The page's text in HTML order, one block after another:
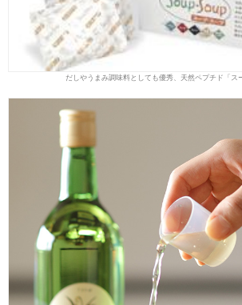
だしやうまみ調味料としても優秀、天然ペプチド「ス